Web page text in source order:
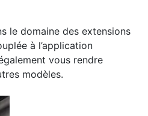
le domaine des extensions
à l’application
vous rendre
modèles.